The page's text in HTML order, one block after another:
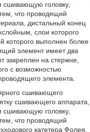
сшивающую головку,
что проводящий
дистальный конец
слои которого
которого выполнен более
элемент имеет два
закреплен на стержне,
с возможностью
элемента.
сшивающего
сшивающего аппарата,
сшивающую головку,
что проводящий
катетера Фолея,